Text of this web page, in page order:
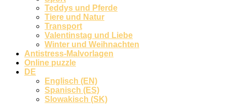
Teddys und Pferde
Tiere und Natur
Transport
Valentinstag und Liebe
Winter und Weihnachten
Antistress-Malvorlagen
Online puzzle
DE
Englisch (EN)
Spanisch (ES)
Slowakisch (SK)